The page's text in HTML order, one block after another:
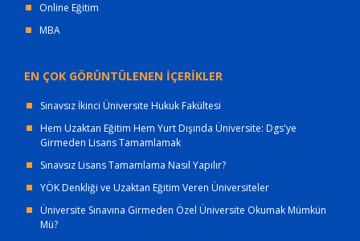
Online Eğitim
MBA
EN ÇOK GÖRÜNTÜLENEN İÇERİKLER
Sınavsız İkinci Üniversite Hukuk Fakültesi
Hem Uzaktan Eğitim Hem Yurt Dışında Üniversite: Dgs'ye
Girmeden Lisans Tamamlamak
Sınavsız Lisans Tamamlama Nasıl Yapılır?
YÖK Denkliği ve Uzaktan Eğitim Veren Üniversiteler
Üniversite Sınavına Girmeden Özel Üniversite Okumak Mümkün
Mü?